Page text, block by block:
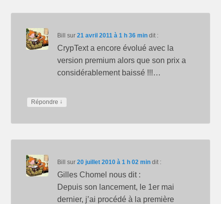
Bill sur21 avril 2011 à 1 h 36 min dit :
CrypText a encore évolué avec la
version premium alors que son prix a
considérablement baissé !!!…
Répondre ↓
Bill sur20 juillet 2010 à 1 h 02 min dit :
Gilles Chomel nous dit :
Depuis son lancement, le 1er mai
dernier, j’ai procédé à la première